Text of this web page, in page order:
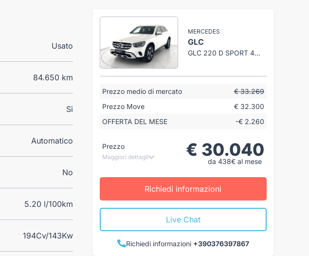
Usato
84.650 km
Si
Automatico
No
5.20 l/100km
194Cv/143Kw
MERCEDES
GLC
GLC 220 D SPORT 4MATIC AUTO
Prezzo medio di mercato
€ 33.269
Prezzo Move
€ 32.300
OFFERTA DEL MESE
-€ 2.260
Prezzo
Maggiori dettagli € 30.040
da 438€ al mese
Richiedi informazioni
Live Chat
Richiedi informazioni +390376397867